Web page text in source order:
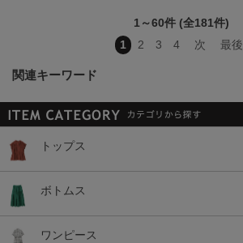
1～60件 (全181件)
1
2 3 4 次 最後
関連キーワード
トップス
ボトムス
ワンピース